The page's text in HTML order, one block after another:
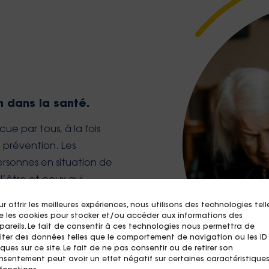
offrir les meilleures expériences, nous utilisons des technologies
les cookies pour stocker et/ou accéder aux informations des
Le fait de consentir à ces technologies nous permettra de
des données telles que le comportement de navigation ou les ID
sur ce site. Le fait de ne pas consentir ou de retirer son
peut avoir un effet négatif sur certaines caractéristiques
dans la santé.
par tous, à la fois
prévention. Les
en situation de
et ceux qui
sur lamédiation
.